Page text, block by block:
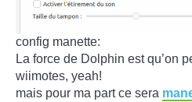
config manette:
La force de Dolphin est qu’on
wiimotes, yeah!
mais pour ma part ce sera